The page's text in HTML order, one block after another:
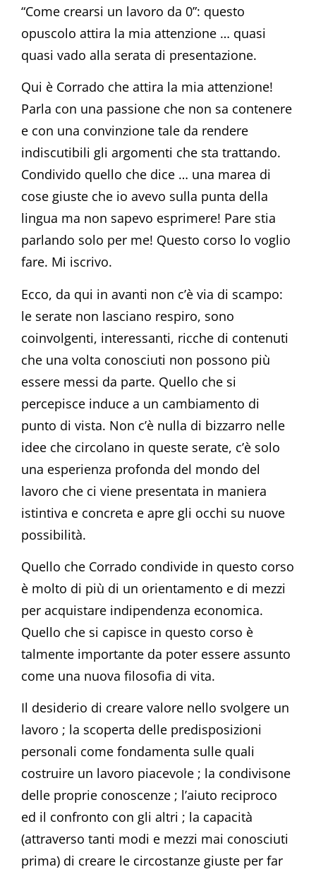
“Come crearsi un lavoro da 0”: questo
opuscolo attira la mia attenzione … quasi
quasi vado alla serata di presentazione.
Qui è Corrado che attira la mia attenzione!
Parla con una passione che non sa contenere
e con una convinzione tale da rendere
indiscutibili gli argomenti che sta trattando.
Condivido quello che dice … una marea di
cose giuste che io avevo sulla punta della
lingua ma non sapevo esprimere! Pare stia
parlando solo per me! Questo corso lo voglio
fare. Mi iscrivo.
Ecco, da qui in avanti non c’è via di scampo:
le serate non lasciano respiro, sono
coinvolgenti, interessanti, ricche di contenuti
che una volta conosciuti non possono più
essere messi da parte. Quello che si
percepisce induce a un cambiamento di
punto di vista. Non c’è nulla di bizzarro nelle
idee che circolano in queste serate, c’è solo
una esperienza profonda del mondo del
lavoro che ci viene presentata in maniera
istintiva e concreta e apre gli occhi su nuove
possibilità.
Quello che Corrado condivide in questo corso
è molto di più di un orientamento e di mezzi
per acquistare indipendenza economica.
Quello che si capisce in questo corso è
talmente importante da poter essere assunto
come una nuova filosofia di vita.
Il desiderio di creare valore nello svolgere un
lavoro ; la scoperta delle predisposizioni
personali come fondamenta sulle quali
costruire un lavoro piacevole ; la condivisone
delle proprie conoscenze ; l’aiuto reciproco
ed il confronto con gli altri ; la capacità
(attraverso tanti modi e mezzi mai conosciuti
prima) di creare le circostanze giuste per far